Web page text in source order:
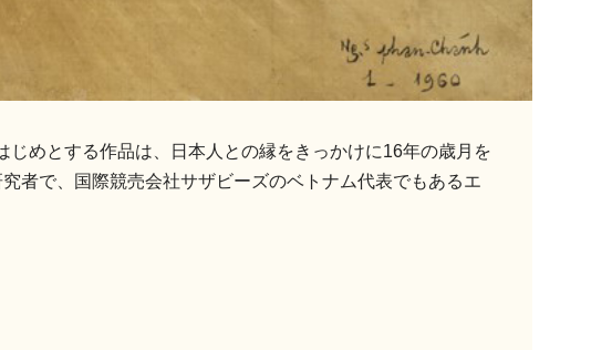
めとする作品は、日本人との縁をきっかけに16年の歳月を
者で、国際競売会社サザビーズのベトナム代表でもあるエ